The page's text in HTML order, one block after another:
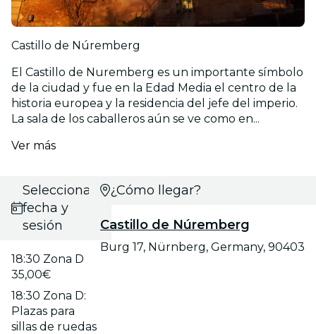
Castillo de Núremberg
El Castillo de Nuremberg es un importante símbolo
de la ciudad y fue en la Edad Media el centro de la
historia europea y la residencia del jefe del imperio.
La sala de los caballeros aún se ve como en...
Ver más
Selecciona
fecha y
sesión
18:30 Zona D
35,00€
18:30 Zona D:
Plazas para
sillas de ruedas
¿Cómo llegar?
Castillo de Núremberg
Burg 17, Nürnberg, Germany, 90403